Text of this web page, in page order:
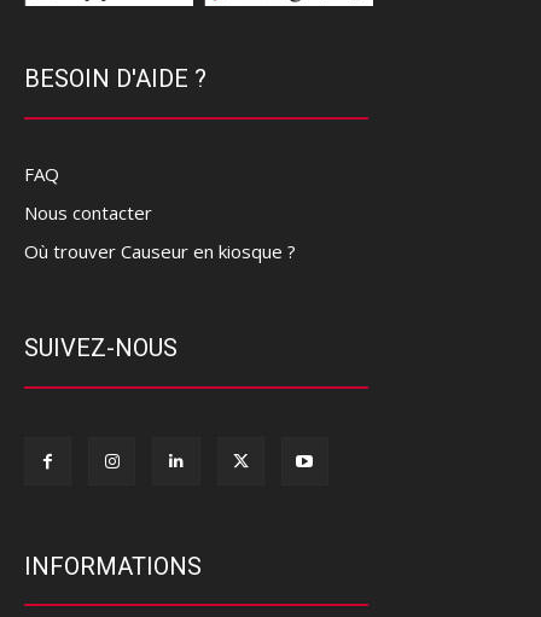
BESOIN D'AIDE ?
FAQ
Nous contacter
Où trouver Causeur en kiosque ?
SUIVEZ-NOUS
INFORMATIONS